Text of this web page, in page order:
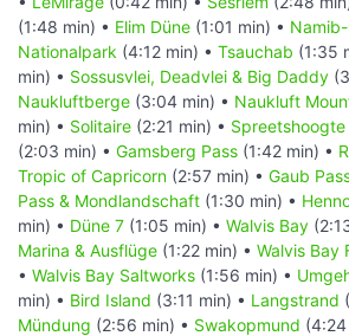
(1:48 min) • Elim Düne (1:01 min) •
Nationalpark (4:12 min) • Tsauchab (1:35
min) • Sossusvlei, Deadvlei & Big Daddy
Naukluftberge (3:04 min) • Naukluft
min) • Solitaire (2:21 min) •
(2:03 min) • Gamsberg Pass (1:42 min) •
Tropic of Capricorn (2:57 min) • Gaub
Pass & Mondlandschaft (1:30 min) •
min) • Düne 7 (1:05 min) • Walvis Bay
Marina & Ausflüge (1:22 min) • Walvis Bay
• Walvis Bay Saltworks (1:56 min) •
min) • Bird Island (3:11 min) • Langstrand
Mündung (2:56 min) • Swakopmund (4:24